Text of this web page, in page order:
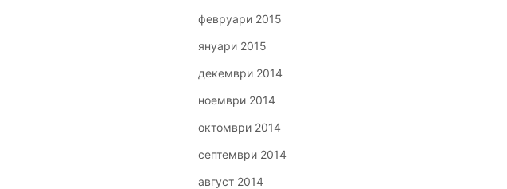
февруари 2015
януари 2015
декември 2014
ноември 2014
октомври 2014
септември 2014
август 2014